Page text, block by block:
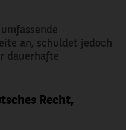
an, schuldet jedoch
dauerhafte
Recht,